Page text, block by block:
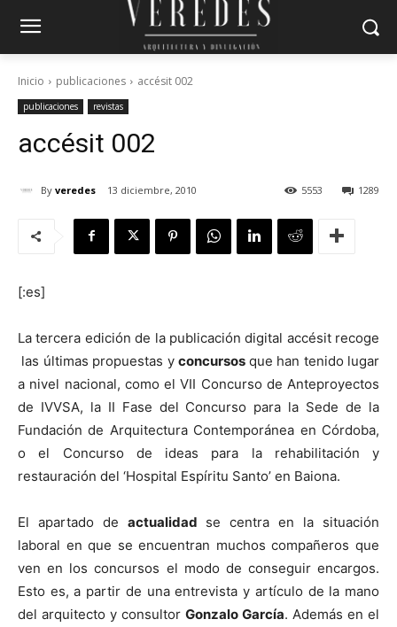
Inicio publicaciones accésit 002
publicaciones revistas
accésit 002
By veredes 13 diciembre, 2010 1289
5553
[:es]
La tercera edición de la publicación digital accésit recoge
las últimas propuestas yconcursos que han tenido lugar
a nivel nacional, como el VII Concurso de Anteproyectos
de IVVSA, la II Fase del Concurso para la Sede de la
Fundación de Arquitectura Contemporánea en Córdoba,
o el Concurso de ideas para la rehabilitación y
restauración del ‘Hospital Espíritu Santo’ en Baiona.
El apartado de actualidad se centra en la situación
laboral en que se encuentran muchos compañeros que
ven en los concursos el modo de conseguir encargos.
Esto es, a partir de una entrevista y artículo de la mano
del arquitecto y consultor Gonzalo García. Además en el